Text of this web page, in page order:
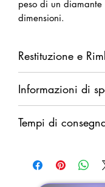
peso di un
dimensioni.
Restituzione e
14 giorni dalla
Rimborso completo
Rimborso parziale
merce al netto delle
discrezionale.
Informazioni di
integrale in caso di
dello spedizioniere
Tempi di